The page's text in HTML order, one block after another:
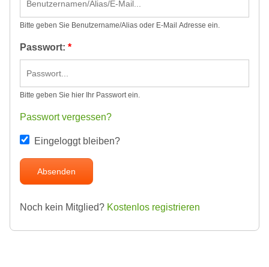
Bitte geben Sie Benutzername/Alias oder E-Mail Adresse ein.
Passwort: *
Bitte geben Sie hier Ihr Passwort ein.
Passwort vergessen?
Eingeloggt bleiben?
Noch kein Mitglied? Kostenlos registrieren